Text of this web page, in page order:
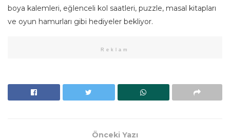
boya kalemleri, eğlenceli kol saatleri, puzzle, masal kitapları
ve oyun hamurları gibi hediyeler bekliyor.
Reklam
Önceki Yazı